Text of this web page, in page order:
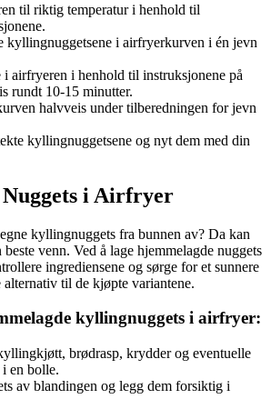
til riktig temperatur i henhold til
kyllingnuggetsene i airfryerkurven i én jevn
i airfryeren i henhold til instruksjonene på
rundt 10-15 minutter.
halvveis under tilberedningen for jevn
kyllingnuggetsene og nyt dem med din
i Airfryer
kyllingnuggets fra bunnen av? Da kan
venn. Ved å lage hjemmelagde nuggets
ingrediensene og sørge for et sunnere
til de kjøpte variantene.
kyllingnuggets i airfryer:
brødrasp, krydder og eventuelle
i en bolle.
av blandingen og legg dem forsiktig i